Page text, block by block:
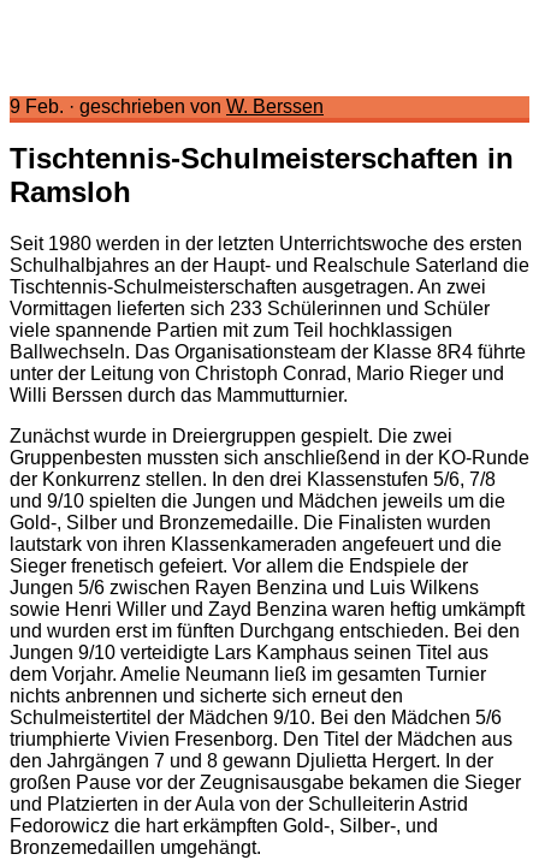
9 Feb. · geschrieben von W. Berssen
Tischtennis-Schulmeisterschaften in
Ramsloh
Seit 1980 werden in der letzten Unterrichtswoche des ersten
Schulhalbjahres an der Haupt- und Realschule Saterland die
Tischtennis-Schulmeisterschaften ausgetragen. An zwei
Vormittagen lieferten sich 233 Schülerinnen und Schüler
viele spannende Partien mit zum Teil hochklassigen
Ballwechseln. Das Organisationsteam der Klasse 8R4 führte
unter der Leitung von Christoph Conrad, Mario Rieger und
Willi Berssen durch das Mammutturnier.
Zunächst wurde in Dreiergruppen gespielt. Die zwei
Gruppenbesten mussten sich anschließend in der KO-Runde
der Konkurrenz stellen. In den drei Klassenstufen 5/6, 7/8
und 9/10 spielten die Jungen und Mädchen jeweils um die
Gold-, Silber und Bronzemedaille. Die Finalisten wurden
lautstark von ihren Klassenkameraden angefeuert und die
Sieger frenetisch gefeiert. Vor allem die Endspiele der
Jungen 5/6 zwischen Rayen Benzina und Luis Wilkens
sowie Henri Willer und Zayd Benzina waren heftig umkämpft
und wurden erst im fünften Durchgang entschieden. Bei den
Jungen 9/10 verteidigte Lars Kamphaus seinen Titel aus
dem Vorjahr. Amelie Neumann ließ im gesamten Turnier
nichts anbrennen und sicherte sich erneut den
Schulmeistertitel der Mädchen 9/10. Bei den Mädchen 5/6
triumphierte Vivien Fresenborg. Den Titel der Mädchen aus
den Jahrgängen 7 und 8 gewann Djulietta Hergert. In der
großen Pause vor der Zeugnisausgabe bekamen die Sieger
und Platzierten in der Aula von der Schulleiterin Astrid
Fedorowicz die hart erkämpften Gold-, Silber-, und
Bronzemedaillen umgehängt.